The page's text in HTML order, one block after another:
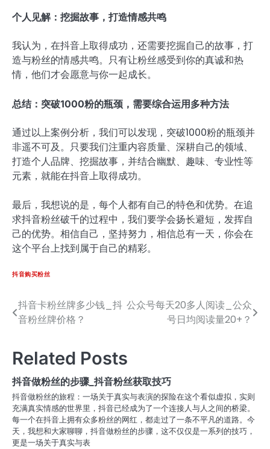
个人见解：挖掘故事，打造情感共鸣
我认为，在抖音上取得成功，还需要挖掘自己的故事，打
造与粉丝的情感共鸣。只有让粉丝感受到你的真诚和热
情，他们才会愿意与你一起成长。
总结：突破1000粉的瓶颈，需要综合运用多种方法
通过以上案例分析，我们可以发现，突破1000粉的瓶颈并
非遥不可及。只要我们注重内容质量、深耕自己的领域、
打造个人品牌、挖掘故事，并结合幽默、趣味、专业性等
元素，就能在抖音上取得成功。
最后，我想说的是，每个人都有自己的特色和优势。在追
求抖音粉丝破千的过程中，我们要学会扬长避短，发挥自
己的优势。相信自己，坚持努力，相信总有一天，你会在
这个平台上找到属于自己的精彩。
抖音购买粉丝
文
章
导
航
抖音卡粉丝牌多少钱_抖
音粉丝牌价格？
公众号每天20多人阅读_公众
号日均阅读量20+？
Related Posts
抖音做粉丝的步骤_抖音粉丝获取技巧
抖音做粉丝的旅程：一场关于真实与表演的探险在这个看似虚拟，实则
充满真实情感的世界里，抖音已经成为了一个连接人与人之间的桥梁。
每一个在抖音上拥有众多粉丝的网红，都走过了一条不平凡的道路。今
天，我想和大家聊聊，抖音做粉丝的步骤，这不仅仅是一系列的技巧，
更是一场关于真实与表